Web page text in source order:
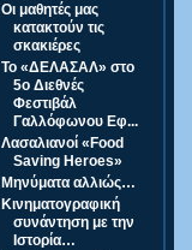
Οι μαθητές μας
κατακτούν τις
σκακιέρες
Το «ΔΕΛΑΣΑΛ» στο
5ο Διεθνές
Φεστιβάλ
Γαλλόφωνου Εφ...
Λασαλιανοί «Food
Saving Heroes»
Μηνύματα αλλιώς…
Κινηματογραφική
συνάντηση με την
Ιστορία…